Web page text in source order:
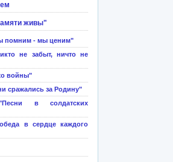
живы"
помним - мы ценим"
не забыт, ничто не
войны"
сражались за Родину"
в солдатских
в сердце каждого